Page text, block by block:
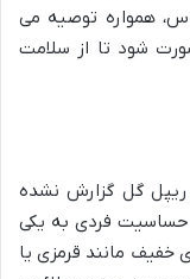
همواره توصیه می
شود تا از سلامت
ریپل گل گزارش نشده
حساسیت فردی به یکی
خفیف مانند قرمزی یا